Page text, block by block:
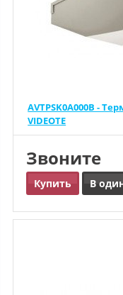
AVTPSK0A000B -
VIDEOTE
Звоните
Купить В